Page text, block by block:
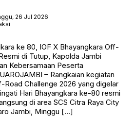
26 Jul 2026
ke 80, IOF X Bhayangkara Off-
di Tutup, Kapolda Jambi
Kebersamaan Peserta
– Rangkaian kegiatan
Road Challenge 2026 yang digelar
Hari Bhayangkara ke-80 resmi
di area SCS Citra Raya City
Jambi, Minggu […]